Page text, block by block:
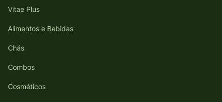
Vitae Plus
Alimentos e Bebidas
Chás
Combos
Cosméticos